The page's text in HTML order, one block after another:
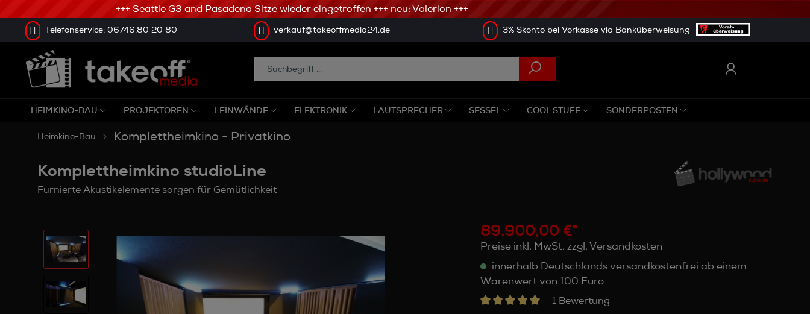
Telefonservice: 06746.80 20 80 verkauf@takeoffmedia24.de 3% Skonto bei Vorkasse via Banküberweisung
+++ Seattle G3 and Pasadena Sitze wieder eingetroffen +++ neu: Valerion +++
HEIMKINO-BAU PROJEKTOREN LEINWÄNDE ELEKTRONIK LAUTSPRECHER SESSEL COOL STUFF SONDERPOSTEN
Heimkino-Bau Komplettheimkino - Privatkino
Komplettheimkino studioLine
Furnierte Akustikelemente sorgen für Gemütlichkeit
89.900,00 €*
Preise inkl. MwSt. zzgl. Versandkosten
innerhalb Deutschlands versandkostenfrei ab einem
Warenwert von 100 Euro
1 Bewertung